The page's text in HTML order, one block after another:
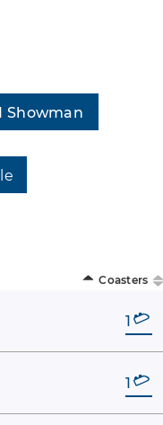
Showman
Coasters
1
1